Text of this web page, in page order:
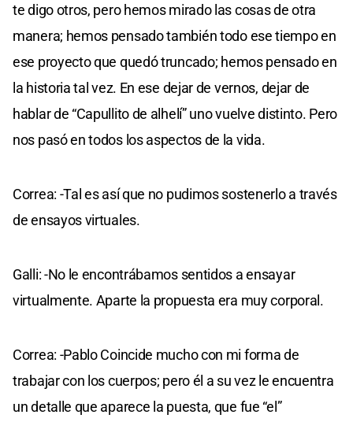
te digo otros, pero hemos mirado las cosas de otra
manera; hemos pensado también todo ese tiempo en
ese proyecto que quedó truncado; hemos pensado en
la historia tal vez. En ese dejar de vernos, dejar de
hablar de “Capullito de alhelí” uno vuelve distinto. Pero
nos pasó en todos los aspectos de la vida.
Correa: -Tal es así que no pudimos sostenerlo a través
de ensayos virtuales.
Galli: -No le encontrábamos sentidos a ensayar
virtualmente. Aparte la propuesta era muy corporal.
Correa: -Pablo Coincide mucho con mi forma de
trabajar con los cuerpos; pero él a su vez le encuentra
un detalle que aparece la puesta, que fue “el”